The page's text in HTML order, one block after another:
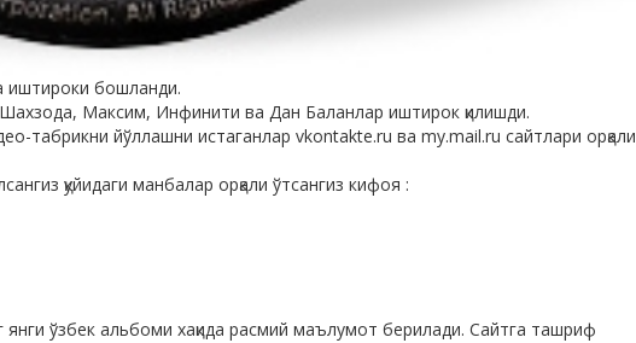
иштироки бошланди.
Шахзода, Максим, Инфинити ва Дан Баланлар иштирок қилишди.
табрикни йўллашни истаганлар vkontakte.ru ва my.mail.ru сайтлари орқали
қуйидаги манбалар орқали ўтсангиз кифоя :
янги ўзбек альбоми хақида расмий маълумот берилади. Сайтга ташриф